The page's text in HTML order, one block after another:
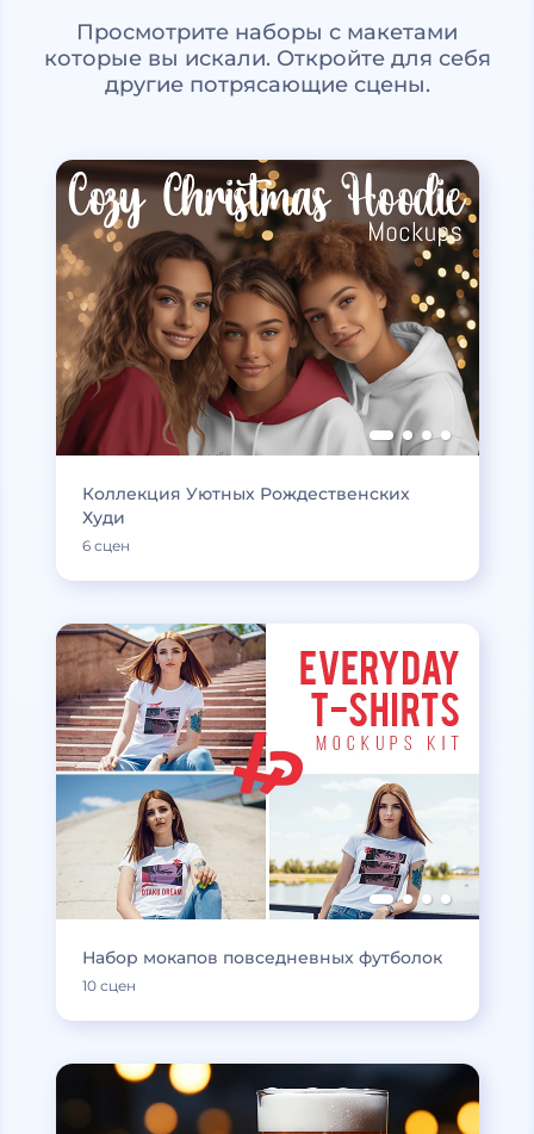
Просмотрите наборы с макетами
которые вы искали. Откройте для себя
другие потрясающие сцены.
Коллекция Уютных Рождественских
Худи
6 сцен
Набор мокапов повседневных футболок
10 сцен